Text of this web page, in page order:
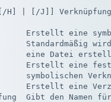
H] | [/J]]
Erstellt eine
Standardmäßig
eine Datei
Erstellt eine
symbolischen
Erstellt eine
Gibt den Namen